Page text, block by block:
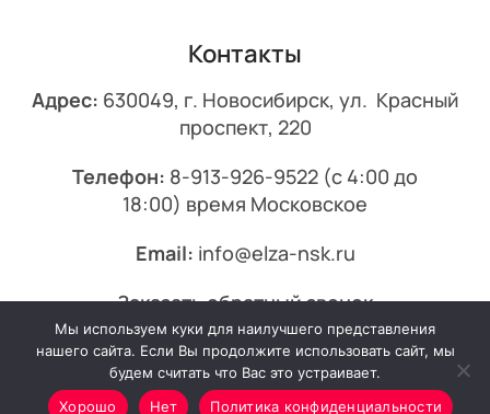
Контакты
Адрес: 630049, г. Новосибирск, ул. Красный
проспект, 220
Телефон: 8-913-926-9522 (с 4:00 до
18:00) время Московское
Email: info@elza-nsk.ru
Заказать обратный звонок
© 2013-2026 Эльза.
Мы используем куки для наилучшего представления
нашего сайта. Если Вы продолжите использовать сайт, мы
будем считать что Вас это устраивает.
Хорошо
Нет Политика конфиденциальности